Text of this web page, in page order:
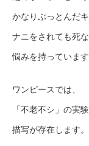
かなりぶっとんだ
ナニをされても死
悩みを持っています
ワンピースでは、
「不老不シ」の実
描写が存在します。